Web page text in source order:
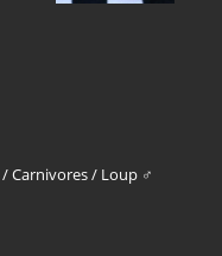
/Carnivores/ Loup ♂